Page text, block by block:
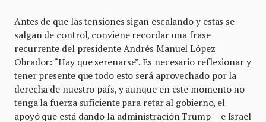
Antes de que las tensiones sigan escalando y estas se
salgan de control, conviene recordar una frase
recurrente del presidente Andrés Manuel López
Obrador: “Hay que serenarse”. Es necesario reflexionar y
tener presente que todo esto será aprovechado por la
derecha de nuestro país, y aunque en este momento no
tenga la fuerza suficiente para retar al gobierno, el
apoyó que está dando la administración Trump —e Israel